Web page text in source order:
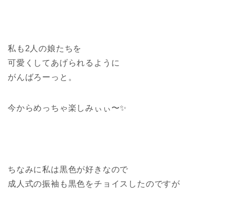
私も2人の娘たちを
可愛くしてあげられるように
がんばろーっと。
今からめっちゃ楽しみぃぃ〜✨
ちなみに私は黒色が好きなので
成人式の振袖も黒色をチョイスしたのですが